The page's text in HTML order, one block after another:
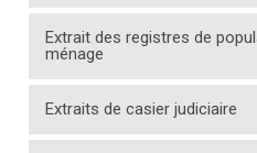
Extrait des registres de
ménage
Extraits de casier judiciaire